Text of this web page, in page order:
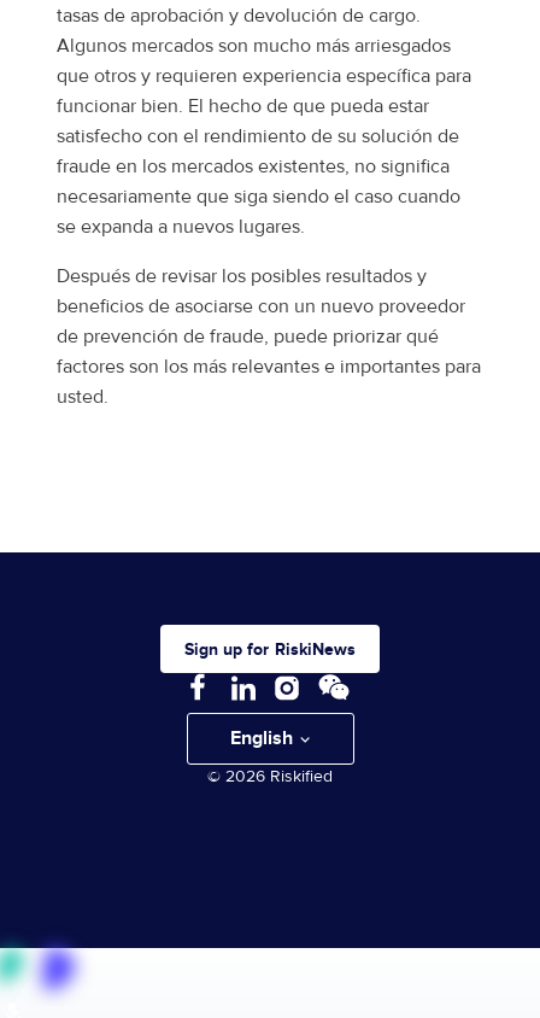
tasas de aprobación y devolución de cargo.
Algunos mercados son mucho más arriesgados
que otros y requieren experiencia específica para
funcionar bien. El hecho de que pueda estar
satisfecho con el rendimiento de su solución de
fraude en los mercados existentes, no significa
necesariamente que siga siendo el caso cuando
se expanda a nuevos lugares.
Después de revisar los posibles resultados y
beneficios de asociarse con un nuevo proveedor
de prevención de fraude, puede priorizar qué
factores son los más relevantes e importantes para
usted.
Sign up for RiskiNews
© 2026 Riskified
English